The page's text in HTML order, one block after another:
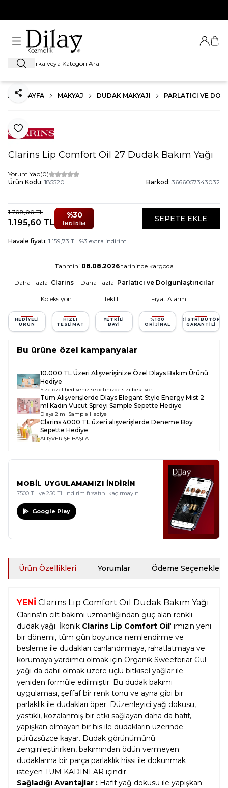
Ara
Giriş
ANA SAYFA MAKYAJ DUDAK MAKYAJI PARLATICI VE
Favoriye Ekle
Paylaş
Clarins Lip Comfort Oil 27 Dudak Bakım Yağı
Yorum Yap(0)
Ürün Kodu: 185520 Barkod: 3666057343032
1.708,00TL
1.195,60 TL
%30
İNDIRIM
SEPETE EKLE
Havale fiyatı: 1.159,73 TL %3 extra indirim
Tahmini 08.08.2026tarihinde kargoda
Daha Fazla Clarins Daha Fazla Parlatıcı ve Dolgunlaştırıcılar
Koleksiyon Teklif Fiyat Alarmı
HEDIYELI
ÜRÜN
HIZLI
TESLIMAT
YETKILI
BAYI
%100
ORIJINAL
DISTRIBÜTÖR
GARANTILI
Bu ürüne özel kampanyalar
10.000 TL Üzeri Alışverişinize Özel Dlays Bakım Ürünü
Hediye
Size özel hediyeniz sepetinizde sizi bekliyor.
Tüm Alışverişlerde Dlays Elegant Style Energy Mist 2
ml Kadın Vücut Spreyi Sample Sepette Hediye
Dlays 2 ml Sample Hediye
Clarins 4000 TL üzeri alışverişlerde Deneme Boy
Sepette Hediye
ALIŞVERİŞE BAŞLA
MOBİL UYGULAMAMIZI İNDİRİN
7500 TL'ye 250 TL indirim fırsatını kaçırmayın
Google Play
Ürün Özellikleri Yorumlar Ödeme Seçenekleri
YENİ Clarins Lip Comfort Oil Dudak Bakım Yağı
Clarins'in cilt bakımı uzmanlığından güç alan renkli
dudak yağı. İkonik Clarins Lip Comfort Oil' imizin yeni
bir dönemi, tüm gün boyunca nemlendirme ve
besleme ile dudakları canlandırmaya, rahatlatmaya ve
korumaya yardımcı olmak için Organik Sweetbriar Gül
yağı da dahil olmak üzere üçlü bitkisel yağlar ile
yeniden formüle edilmiştir. Bu dudak bakımı
uygulaması, şeffaf bir renk tonu ve ayna gibi bir
parlaklık ile dudakları öper. Düzenleyici yağ dokusu,
yastıklı, kozalanmış bir etki sağlayan daha da hafif,
yapışkan olmayan bir his ile dudakların üzerinde
pürüzsüzce kayar. Dudak görünümünü
zenginleştirirken, bakımından ödün vermeyen;
dudaklarına bir parça parlaklık hissi ile dokunmak
isteyen TÜM KADINLAR içindir.
Sağladığı Avantajlar : Hafif yağ dokusu ile yapışkan